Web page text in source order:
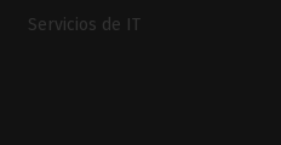
Servicios de IT